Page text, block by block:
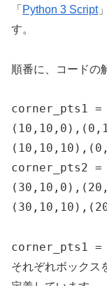
「 Python 3 Script
す。
順番に、コードの
corner_pts1
corner_pts2
corner_pts1
それぞれボックス